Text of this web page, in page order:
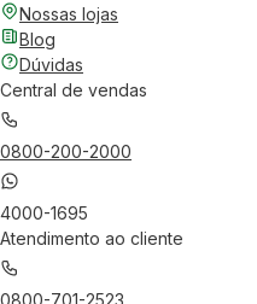
Nossas lojas
Blog
Dúvidas
Central de vendas
0800-200-2000
4000-1695
Atendimento ao cliente
0800-701-2523